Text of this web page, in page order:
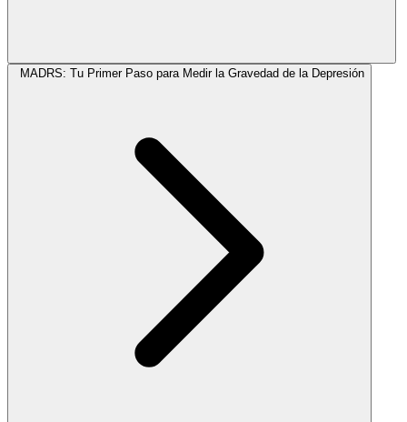
MADRS: Tu Primer Paso para Medir la Gravedad de la Depresión